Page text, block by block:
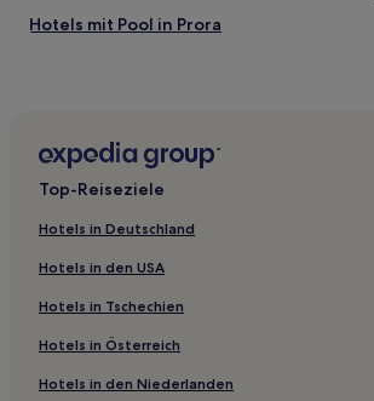
Hotels mit Pool in Prora
Hotels mit Parkplatz in Binz
Familien in Binz
Strand in Binz
Business in Binz
Hotels mit Fitnessbereich in Binz
Luxus in Binz
Hotels mit inbegriffenem Frühstück in Binz
Top-Reiseziele
Hotels in Deutschland
Hotels in den USA
Hotels in Tschechien
Hotels in Österreich
Hotels in den Niederlanden